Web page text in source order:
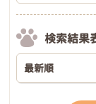
検索結果